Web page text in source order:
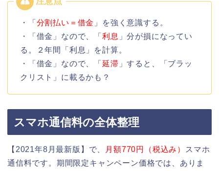
・「 分割払い＝借金 」を強く意識する。
・「借金」なので、「 利息 」分が損になってい
る。２年間「利息」を計算。
・「借金」なので、「 延滞 」すると、「ブラッ
クリスト」に載るかも？
スマホ通信料の全体整理
【2021年8月最新版】で、 月額770円（税込み）
スマホ
通信料です。期間限定キャンペーン価格では、ありま